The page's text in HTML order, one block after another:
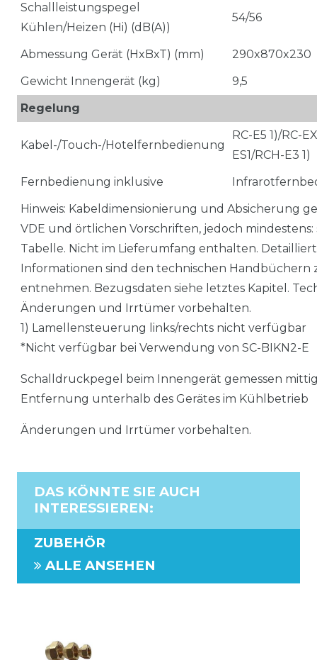
Schallleistungspegel
Kühlen/Heizen (Hi) (dB(A))
54/56
Abmessung Gerät (HxBxT) (mm)
290x870x230
Gewicht Innengerät (kg)
9,5
Regelung
Kabel-/Touch-/Hotelfernbedienung
RC-E5 1)/RC-
ES1/RCH-E3 1)
Fernbedienung inklusive
Hinweis: Kabeldimensionierung und Absicherung
VDE und örtlichen Vorschriften, jedoch mindestens:
Tabelle. Nicht im Lieferumfang enthalten.
Informationen sind den technischen Handbüchern
entnehmen. Bezugsdaten siehe letztes Kapitel.
Änderungen und Irrtümer vorbehalten.
1) Lamellensteuerung links/rechts nicht verfügbar
*Nicht verfügbar bei Verwendung von SC-BIKN2-E
Schalldruckpegel beim Innengerät gemessen mittig
Entfernung unterhalb des Gerätes im Kühlbetrieb
Änderungen und Irrtümer vorbehalten.
DAS KÖNNTE SIE AUCH
INTERESSIEREN:
ZUBEHÖR
ALLE ANSEHEN